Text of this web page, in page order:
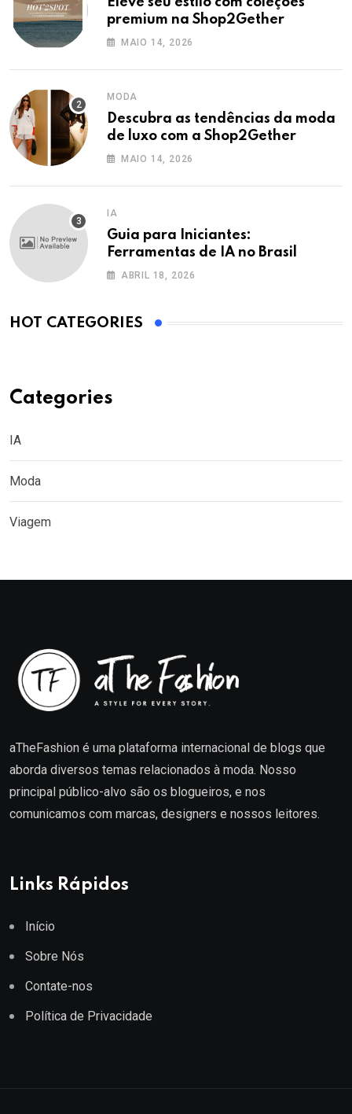
premium na Shop2Gether
MAIO 14, 2026
MODA
Descubra as tendências da moda
de luxo com a Shop2Gether
MAIO 14, 2026
IA
Guia para Iniciantes:
Ferramentas de IA no Brasil
ABRIL 18, 2026
HOT CATEGORIES
Categories
IA
Moda
Viagem
aTheFashion é uma plataforma internacional de blogs que
aborda diversos temas relacionados à moda. Nosso
principal público-alvo são os blogueiros, e nos
comunicamos com marcas, designers e nossos leitores.
Links Rápidos
Início
Sobre Nós
Contate-nos
Política de Privacidade